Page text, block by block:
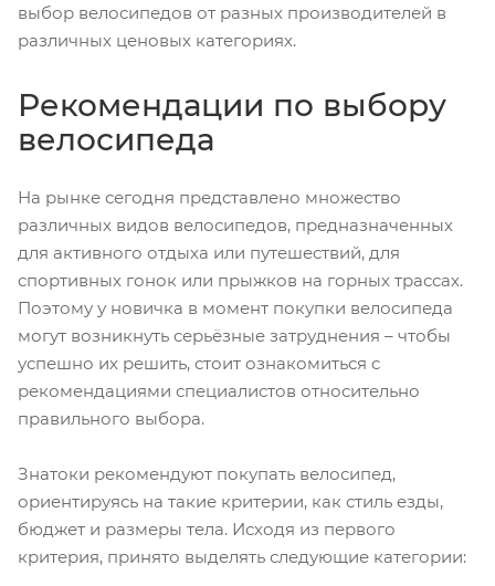
выбор велосипедов от разных производителей в
различных ценовых категориях.
Рекомендации по выбору
велосипеда
На рынке сегодня представлено множество
различных видов велосипедов, предназначенных
для активного отдыха или путешествий, для
спортивных гонок или прыжков на горных трассах.
Поэтому у новичка в момент покупки велосипеда
могут возникнуть серьёзные затруднения – чтобы
успешно их решить, стоит ознакомиться с
рекомендациями специалистов относительно
правильного выбора.
Знатоки рекомендуют покупать велосипед,
ориентируясь на такие критерии, как стиль езды,
бюджет и размеры тела. Исходя из первого
критерия, принято выделять следующие категории: